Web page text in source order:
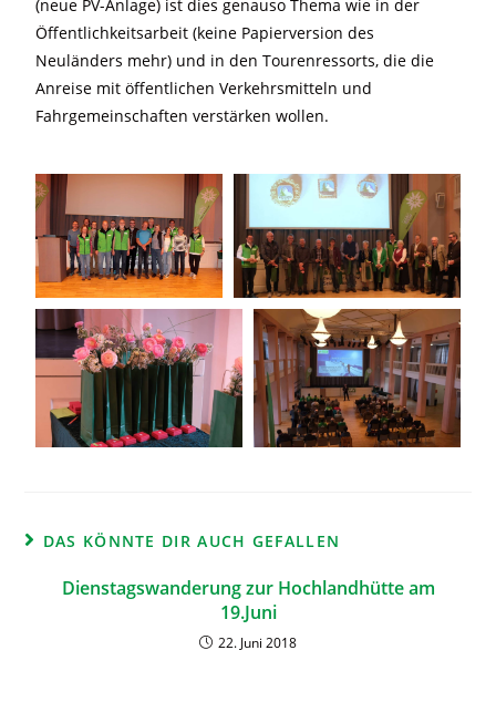
(neue PV-Anlage) ist dies genauso Thema wie in der
Öffentlichkeitsarbeit (keine Papierversion des
Neuländers mehr) und in den Tourenressorts, die die
Anreise mit öffentlichen Verkehrsmitteln und
Fahrgemeinschaften verstärken wollen.
DAS KÖNNTE DIR AUCH GEFALLEN
Dienstagswanderung zur Hochlandhütte am
19.Juni
22. Juni 2018